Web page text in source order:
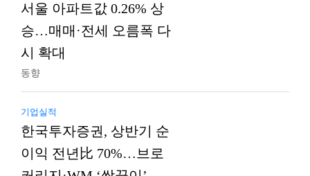
서울 아파트값 0.26% 상
승…매매·전세 오름폭 다
시 확대
동향
기업실적
한국투자증권, 상반기 순
이익 전년比 70%…브로